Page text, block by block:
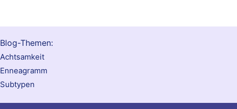
Blog-Themen:
Achtsamkeit
Enneagramm
Subtypen